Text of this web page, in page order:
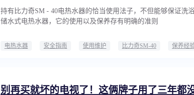
持有比力奇SM - 40电热水器的恰当使用法子，不但能够保证洗
储水式电热水器，它的使用以及保养存有明确的准则
电热水器 安全指南 使用维护 比力奇SM-40 保养经
别再买就坏的电视了！这俩牌子用了三年都